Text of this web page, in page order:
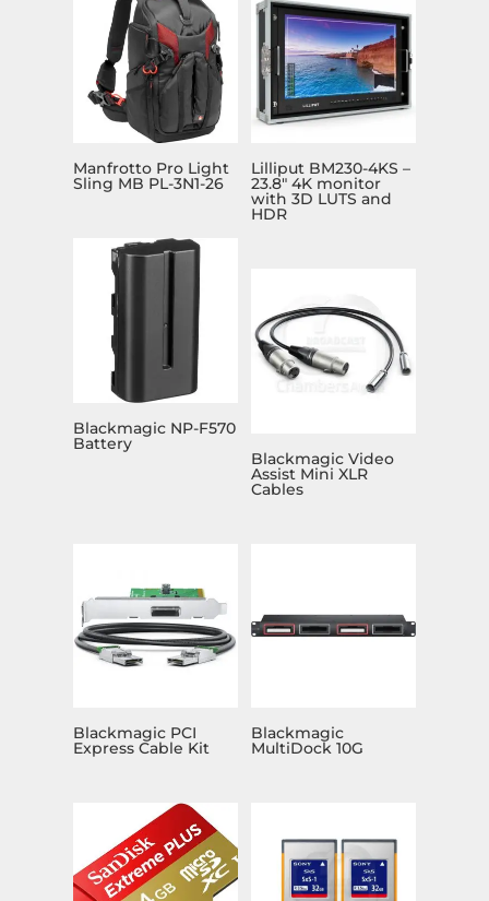
Manfrotto Pro Light
Sling MB PL-3N1-26
Lilliput BM230-4KS –
23.8″ 4K monitor
with 3D LUTS and
HDR
Blackmagic NP-F570
Battery
Blackmagic Video
Assist Mini XLR
Cables
Blackmagic PCI
Express Cable Kit
Blackmagic
MultiDock 10G